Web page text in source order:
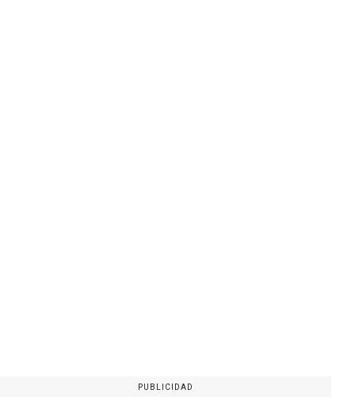
PUBLICIDAD